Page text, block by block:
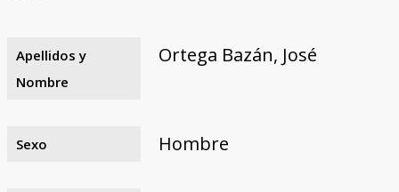
Razones y objetivos
El equipo
Colaboradores
Fuentes documentales
Apellidos y
Nombre
Ortega Bazán, José
Sexo Hombre